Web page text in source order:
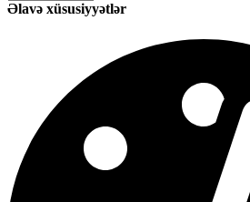
Əlavə xüsusiyyətlər